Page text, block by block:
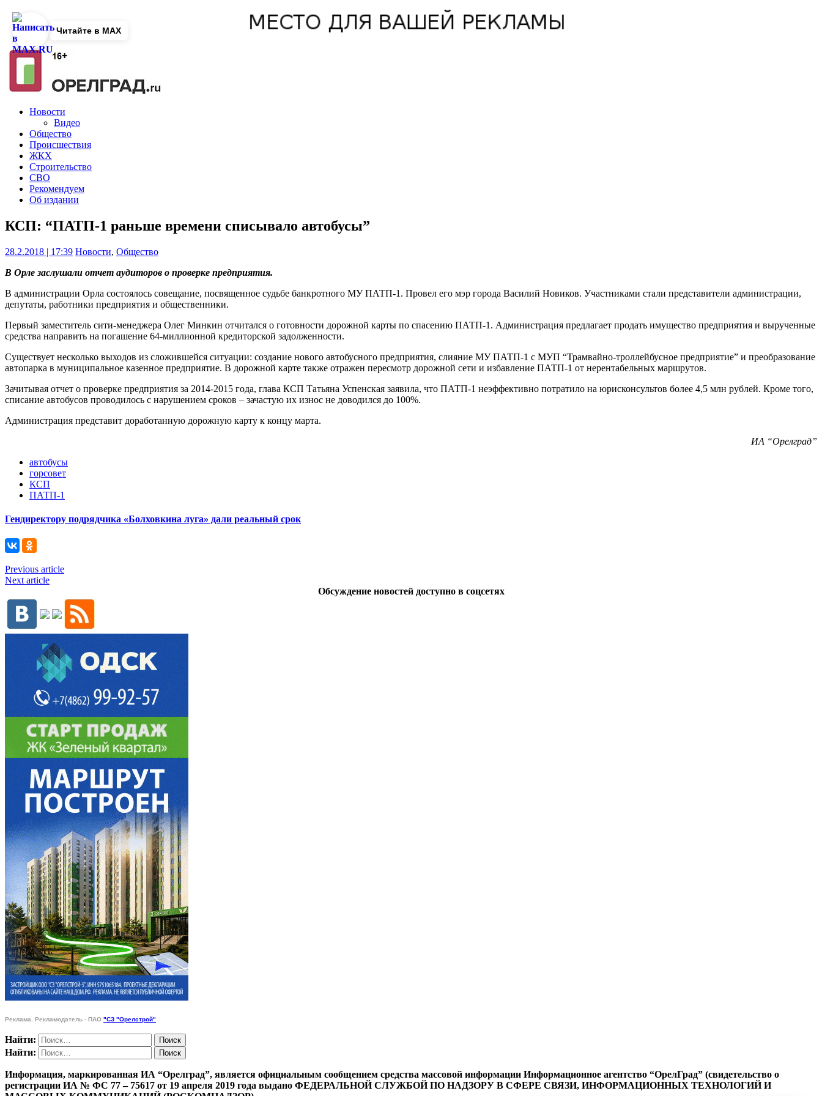
Новости
Видео
Общество
Происшествия
ЖКХ
Строительство
СВО
Рекомендуем
Об издании
КСП: “ПАТП-1 раньше времени списывало автобусы”
28.2.2018 | 17:39 Новости, Общество
В Орле заслушали отчет аудиторов о проверке предприятия.
В администрации Орла состоялось совещание, посвященное судьбе банкротного МУ ПАТП-1. Провел его мэр города Василий Новиков. Участниками стали представители администрации,
депутаты, работники предприятия и общественники.
Первый заместитель сити-менеджера Олег Минкин отчитался о готовности дорожной карты по спасению ПАТП-1. Администрация предлагает продать имущество предприятия и вырученные
средства направить на погашение 64-миллионной кредиторской задолженности.
Существует несколько выходов из сложившейся ситуации: создание нового автобусного предприятия, слияние МУ ПАТП-1 с МУП “Трамвайно-троллейбусное предприятие” и преобразование
автопарка в муниципальное казенное предприятие. В дорожной карте также отражен пересмотр дорожной сети и избавление ПАТП-1 от нерентабельных маршрутов.
Зачитывая отчет о проверке предприятия за 2014-2015 года, глава КСП Татьяна Успенская заявила, что ПАТП-1 неэффективно потратило на юрисконсультов более 4,5 млн рублей. Кроме того,
списание автобусов проводилось с нарушением сроков – зачастую их износ не доводился до 100%.
Администрация представит доработанную дорожную карту к концу марта.
ИА “Орелград”
автобусы
горсовет
КСП
ПАТП-1
Гендиректору подрядчика «Болховкина луга» дали реальный срок
Previous article
Next article
Обсуждение новостей доступно в соцсетях
Реклама. Рекламодатель - ПАО "СЗ "Орелстрой"
Найти:
Найти:
Информация, маркированная ИА “Орелград”, является официальным сообщением средства массовой информации Информационное агентство “ОрелГрад” (свидетельство о
регистрации ИА № ФС 77 – 75617 от 19 апреля 2019 года выдано ФЕДЕРАЛЬНОЙ СЛУЖБОЙ ПО НАДЗОРУ В СФЕРЕ СВЯЗИ, ИНФОРМАЦИОННЫХ ТЕХНОЛОГИЙ И
Читайте в MAX